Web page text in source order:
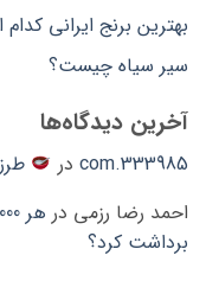
بهترین برنج ایرانی
سیر سیاه چیست؟
آخرین دیدگاه‌ها
333985.com در
احمد رضا رزمی در
برداشت کرد؟